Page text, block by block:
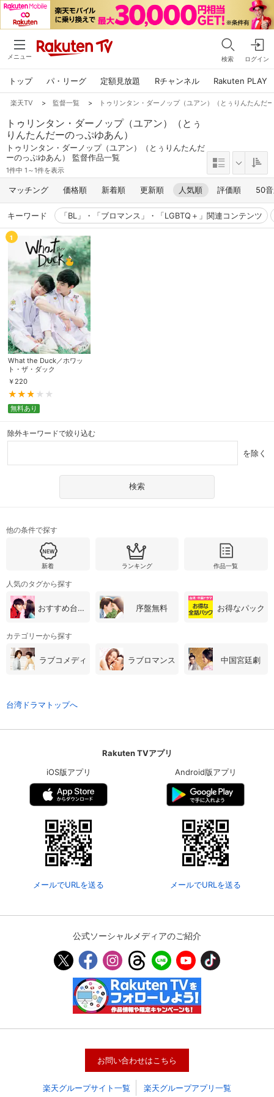
メニュー 検索 ログイン
トップ パ・リーグ 定額見放題 Rチャンネル Rakuten PLAY
会員情報
決済方法変更 決済方法の変更が可能です。
楽天TV > 監督一覧 > トゥリンタン・ダーノップ（ユアン）（とぅりんたんだ
トゥリンタン・ダーノップ（ユアン）（とぅ
りんたんだーのっぷゆあん）
トゥリンタン・ダーノップ（ユアン）（とぅりんたんだ
ーのっぷゆあん） 監督作品一覧
1件中 1～1件を表示
マッチング 価格順 新着順 更新順 人気順 評価順 50
キーワード 「BL」・「ブロマンス」・「LGBTQ＋」関連コンテンツ
1
What the Duck／ホワッ
ト・ザ・ダック
￥ 220
無料あり
除外キーワードで絞り込む
を除く
他の条件で探す
新着 ランキング 作品一覧
人気のタグから探す
おすすめ台湾・中国ドラマ 序盤無料 お得なパック
カテゴリーから探す
ラブコメディ ラブロマンス 中国宮廷劇
台湾ドラマトップへ
Rakuten TVアプリ
iOS版アプリ
メールでURLを送る
Android版アプリ
メールでURLを送る
公式ソーシャルメディアのご紹介
お問い合わせはこちら
楽天グループサイト一覧 楽天グループアプリ一覧